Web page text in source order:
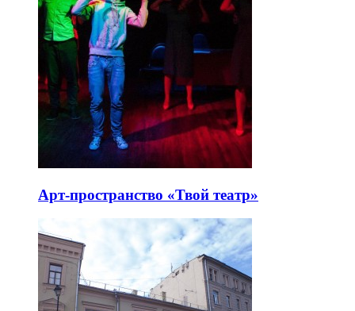
Арт-пространство «Твой театр»